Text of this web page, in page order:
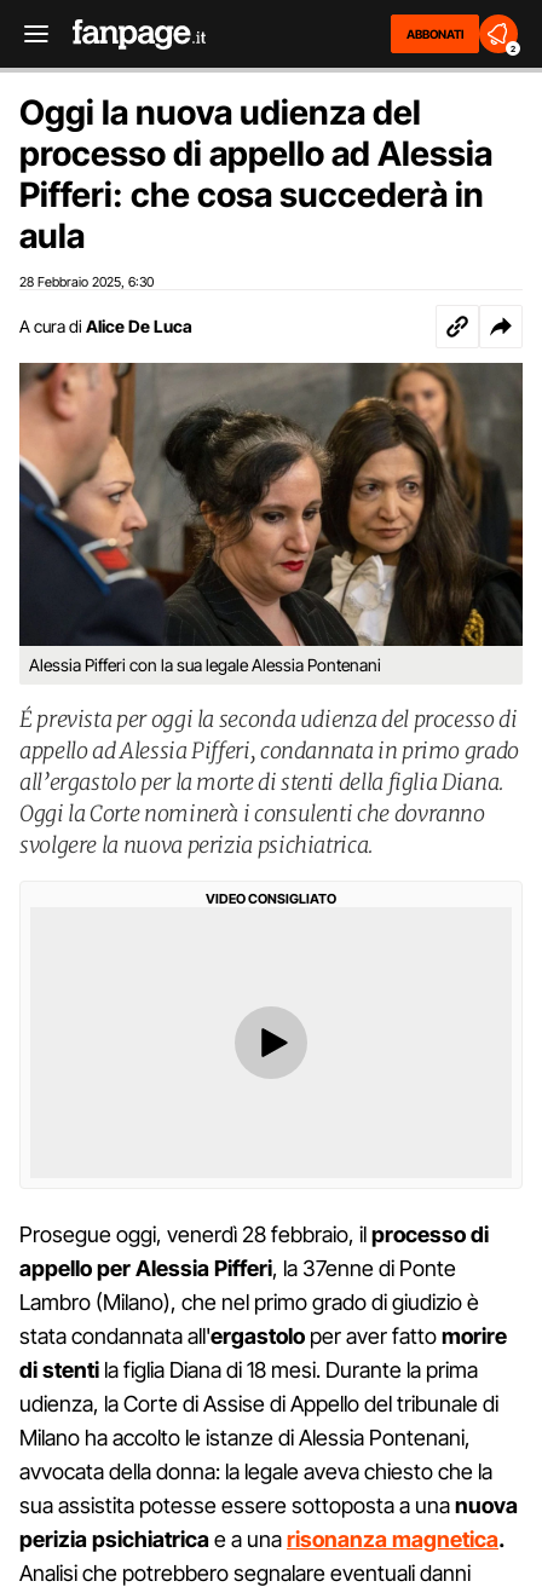
ABBONATI
2
Oggi la nuova udienza del
processo di appello ad Alessia
Pifferi: che cosa succederà in
aula
28 Febbraio 2025 6:30
A cura di Alice De Luca
Alessia Pifferi con la sua legale Alessia Pontenani
É prevista per oggi la seconda udienza del processo di
appello ad Alessia Pifferi, condannata in primo grado
all’ergastolo per la morte di stenti della figlia Diana.
Oggi la Corte nominerà i consulenti che dovranno
svolgere la nuova perizia psichiatrica.
VIDEO CONSIGLIATO
Prosegue oggi, venerdì 28 febbraio, ilprocesso di
appello per Alessia Pifferi, la 37enne di Ponte
Lambro (Milano), che nel primo grado di giudizio è
stata condannata all'ergastolo per aver fattomorire
di stenti la figlia Diana di 18 mesi. Durante la prima
udienza, la Corte di Assise di Appello del tribunale di
Milano ha accolto le istanze di Alessia Pontenani,
avvocata della donna: la legale aveva chiesto che la
sua assistita potesse essere sottoposta a unanuova
perizia psichiatricae a unarisonanza magnetica.
Analisi che potrebbero segnalare eventuali danni